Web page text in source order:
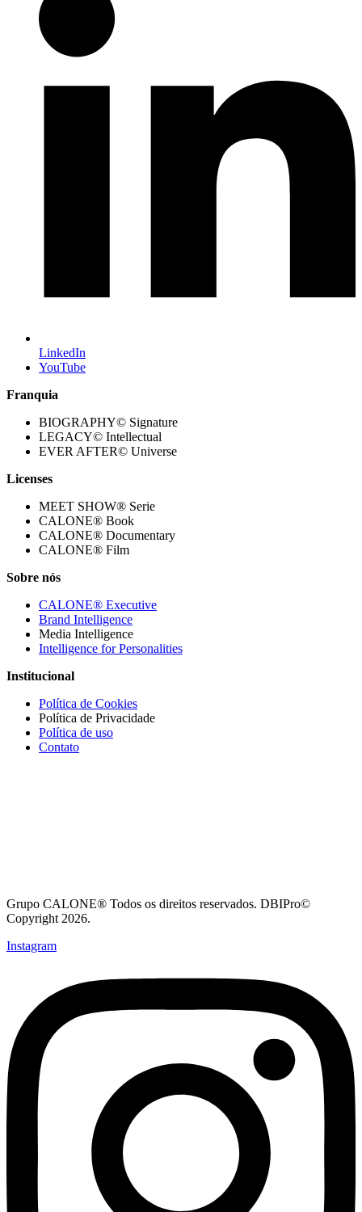
LinkedIn
YouTube
Franquia
BIOGRAPHY© Signature
LEGACY© Intellectual
EVER AFTER© Universe
Licenses
MEET SHOW® Serie
CALONE® Book
CALONE® Documentary
CALONE® Film
Sobre nós
CALONE® Executive
Brand Intelligence
Media Intelligence
Intelligence for Personalities
Institucional
Política de Cookies
Política de Privacidade
Política de uso
Contato
Grupo CALONE® Todos os direitos reservados. DBIPro©
Copyright 2026.
Instagram